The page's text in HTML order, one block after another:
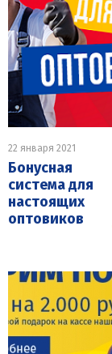
22 января 2021
Бонусная
система для
настоящих
оптовиков